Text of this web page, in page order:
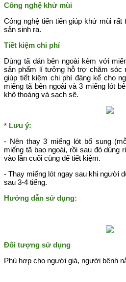
Công nghệ khử mùi
Công nghệ tiến tiến giúp khử mùi
sản sinh ra.
Tiết kiệm chi phí
Dùng tã dán bên ngoài kèm với
sản phẩm lí tưởng hỗ trợ chăm sóc
giúp tiết kiệm chi phí đáng kể cho
miếng tã bên ngoài và 3 miếng lót
khô thoáng và sạch sẽ.
* Lưu ý:
- Nên thay 3 miếng lót bổ sung
miếng tã bao ngoài, rồi sau đó dùng
vào lần cuối cùng để tiết kiệm.
- Thay miếng lót ngay sau khi người
sau 3-4 tiếng.
Hướng dẫn sử dụng:
Đối tượng sử dụng
Phù hợp cho người già, người bệnh